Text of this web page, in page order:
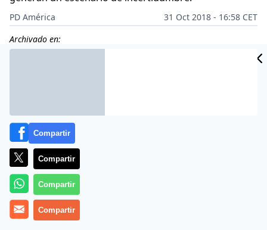
PD América
31 Oct 2018 - 16:58 CET
Archivado en:
Compartir
Compartir
Compartir
Compartir